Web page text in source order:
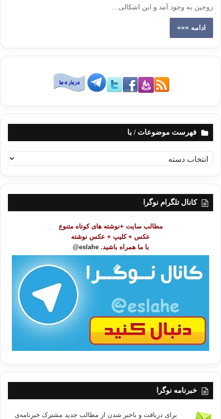
زوجین به وجود آمد و این اشکالی…
ادامه »»»
فهرست موضوعات / با
ه
ر
کانال تلگرام نوگرا
مطالب سایت +نوشته های کوتاه متنوع
عکس + کلیپ + عکس نوشته
با ما همراه باشید. eslahe@
خبرنامه نوگرا
برای دریافت و باخبر شدن از مطالب جدید مشترک خبرنامه‌ی